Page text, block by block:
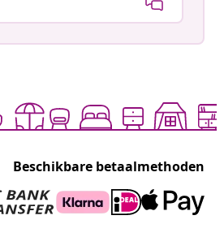
Beschikbare betaalmethoden